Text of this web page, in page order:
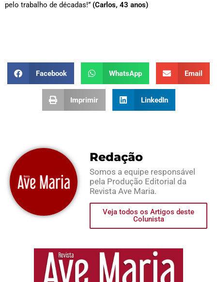
pelo trabalho de décadas!” (Carlos, 43 anos)
Facebook WhatsApp Email
Imprimir LinkedIn
Redação
Somos a equipe responsável
pela Produção Editorial da
Revista Ave Maria.
Veja todos os Artigos deste
Colunista